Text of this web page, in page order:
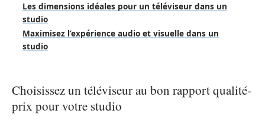
Les dimensions idéales pour un téléviseur dans un
studio
Maximisez l’expérience audio et visuelle dans un
studio
Choisissez un téléviseur au bon rapport qualité-
prix pour votre studio